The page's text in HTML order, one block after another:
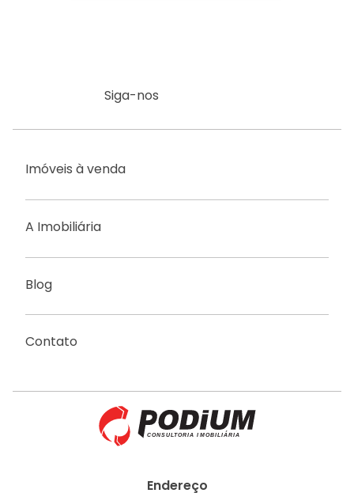
Siga-nos
Imóveis à venda
A Imobiliária
Blog
Contato
Endereço